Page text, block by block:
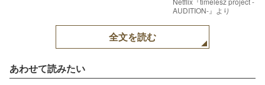
AUDITION-』より
全文を読む
あわせて読みたい